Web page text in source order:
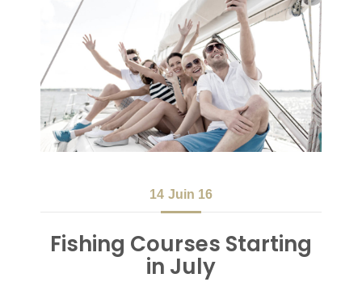
14 Juin 16
Fishing Courses Starting
in July